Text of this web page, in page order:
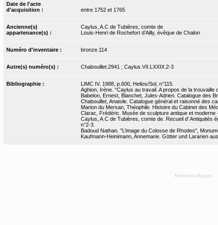
Date de l'acte
d'acquisition :
entre 1752 et 1765
Ancienne(s)
appartenance(s) :
Caylus, A.C de Tubières, comte de
Louis-Henri de Rochefort d’Ailly, évêque de Chalon
Numéro d'inventaire : bronze.114
Autre(s) numéro(s) : Chabouillet.2941 ; Caylus.VII.LXXIX.2-3
Bibliographie :
LIMC IV. 1988, p.600, Helios/Sol, n°115.
Aghion, Irène. “Caylus au travail. A propos de la trouvaille
Babelon, Ernest, Blanchet, Jules-Adrien. Catalogue des
Chabouillet, Anatole. Catalogue général et raisonné des
Marion du Mersan, Théophile. Histoire du Cabinet des
Clarac, Frédéric. Musée de sculpture antique et
Caylus, A.C de Tubières, comte de. Recueil d’
n°2-3.
Badoud Nathan. "L’image du Colosse de Rhodes",
Kaufmann-Heinimann, Annemarie. Götter und Lararien
Mentions légales